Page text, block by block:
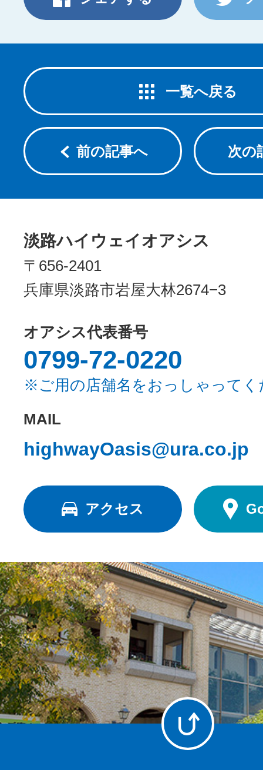
一覧へ戻る
前の記事へ 次の
淡路ハイウェイオアシス
〒656-2401
兵庫県淡路市岩屋大林2674−3
オアシス代表番号
0799-72-0220
※ご用の店舗名をおっしゃってく
MAIL
highwayOasis@ura.co.jp
アクセス